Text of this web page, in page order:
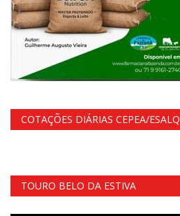
COTAÇÕES DIÁRIAS CEPEA/ESALQ
TOURO BELO DA ESTIVA